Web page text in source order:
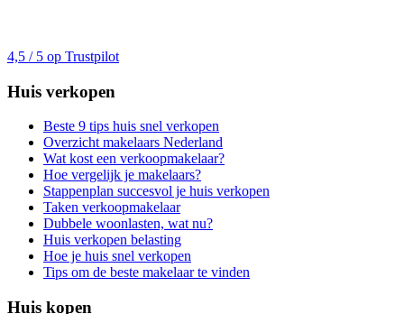
4,5 / 5 op Trustpilot
Huis verkopen
Beste 9 tips huis snel verkopen
Overzicht makelaars Nederland
Wat kost een verkoopmakelaar?
Hoe vergelijk je makelaars?
Stappenplan succesvol je huis verkopen
Taken verkoopmakelaar
Dubbele woonlasten, wat nu?
Huis verkopen belasting
Hoe je huis snel verkopen
Tips om de beste makelaar te vinden
Huis kopen